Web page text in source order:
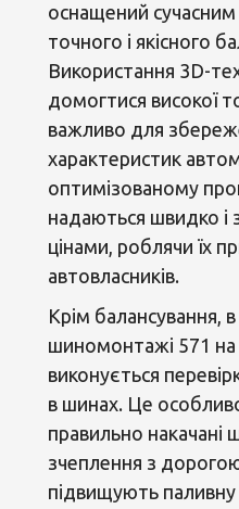
оснащений
точного і якісного
Використання 3D-
домогтися високої
важливо для
характеристик
оптимізованому
надаються швидко і
цінами, роблячи їх
автовласників.
Крім балансування,
шиномонтажі 571 на
виконується
в шинах. Це
правильно
зчеплення з
підвищують паливну